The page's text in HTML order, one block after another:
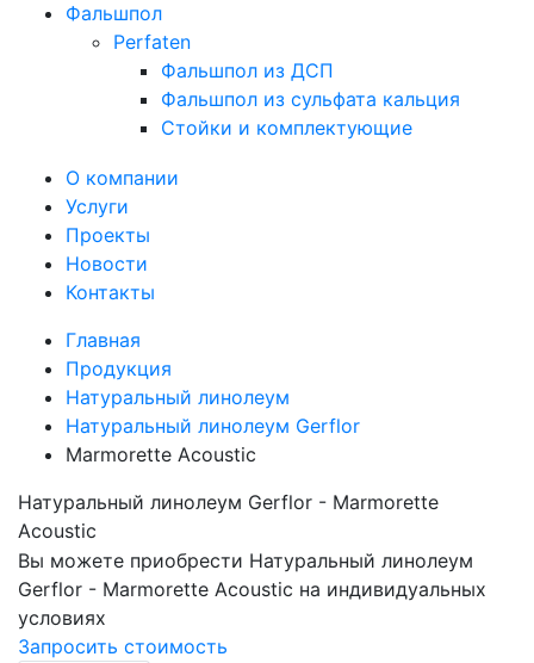
Фальшпол
Perfaten
Фальшпол из ДСП
Фальшпол из сульфата кальция
Стойки и комплектующие
О компании
Услуги
Проекты
Новости
Контакты
Главная
Продукция
Натуральный линолеум
Натуральный линолеум Gerflor
Marmorette Acoustic
Натуральный линолеум Gerflor - Marmorette
Acoustic
Вы можете приобрести Натуральный линолеум
Gerflor - Marmorette Acoustic на индивидуальных
условиях
Запросить стоимость